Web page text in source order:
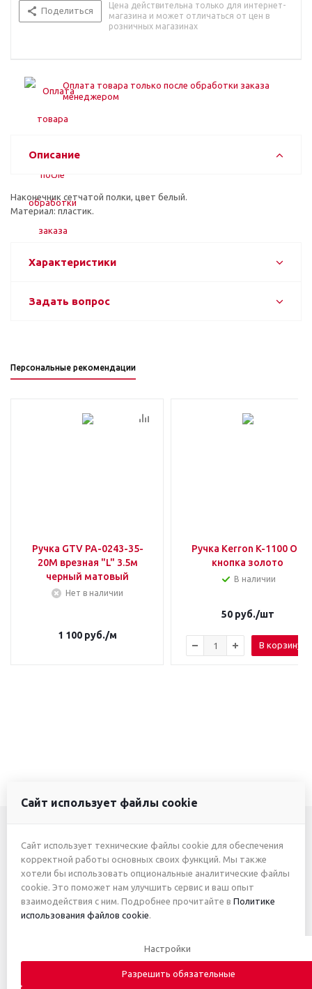
Поделиться
Цена действительна только для интернет-
магазина и может отличаться от цен в
розничных магазинах
Оплата товара только после обработки заказа
менеджером
Описание
Наконечник сетчатой полки, цвет белый.
Материал: пластик.
Характеристики
Задать вопрос
Персональные рекомендации
Ручка GTV PA-0243-35-
20M врезная "L" 3.5м
черный матовый
Нет в наличии
1 100 руб./м
Ручка Kerron K-1100 ОТ
кнопка золото
В наличии
50руб./шт
В корзину
+7 (3412) 46-7777
+7 (912) 746-00-77
Приведённые цены и характеристики товаров носят
исключительно ознакомительный характер и не являются
публичной офертой. Автоматическое письмо с информацией о
Сайт использует файлы cookie
Сайт использует технические файлы cookie для обеспечения
корректной работы основных своих функций. Мы также
хотели бы использовать опциональные аналитические файлы
cookie. Это поможет нам улучшить сервис и ваш опыт
взаимодействия с ним. Подробнее прочитайте в Политике
использования файлов cookie.
Настройки
Разрешить обязательные